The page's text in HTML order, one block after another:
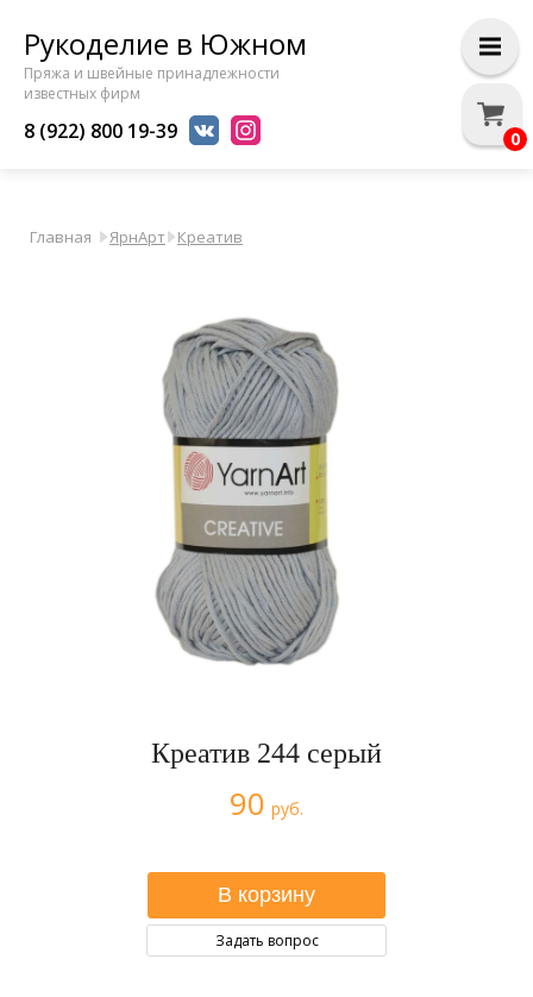
Рукоделие в Южном
Пряжа и швейные принадлежности
известных фирм
8 (922) 800 19-39
Главная ЯрнАрт Креатив
Креатив 244 серый
90 руб.
Задать вопрос
0